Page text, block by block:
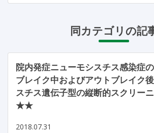
同カテゴリの記
院内発症ニューモシスチス感染症
ブレイク中およびアウトブレイク
スチス遺伝子型の縦断的スクリー
★★
2018.07.31